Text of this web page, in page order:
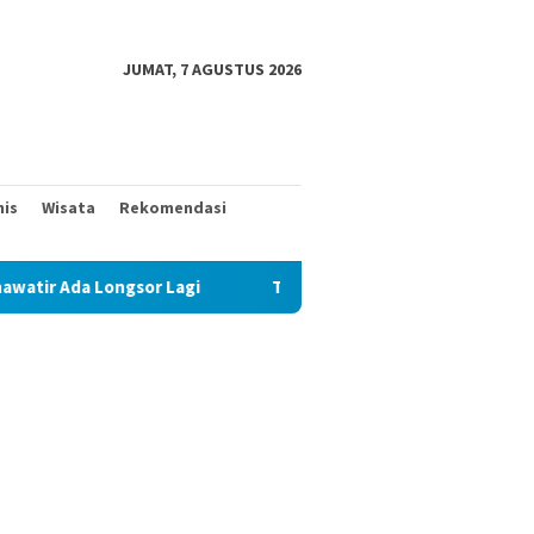
JUMAT, 7 AGUSTUS 2026
Wisata
Rekomendasi
Ada Longsor Lagi Talud Rampung, Satgas TMMD 129